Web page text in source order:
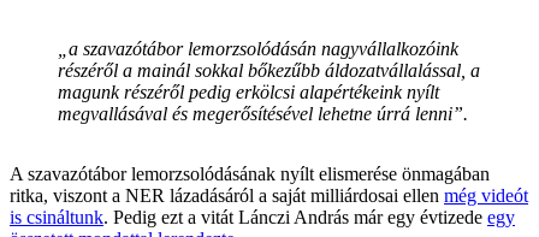
„a szavazótábor lemorzsolódásán nagyvállalkozóink
részéről a mainál sokkal bőkezűbb áldozatvállalással, a
magunk részéről pedig erkölcsi alapértékeink nyílt
megvallásával és megerősítésével lehetne úrrá lenni”.
A szavazótábor lemorzsolódásának nyílt elismerése önmagában
ritka, viszont a NER lázadásáról a saját milliárdosai ellen még videót
is csináltunk. Pedig ezt a vitát Lánczi András már egy évtizede egy